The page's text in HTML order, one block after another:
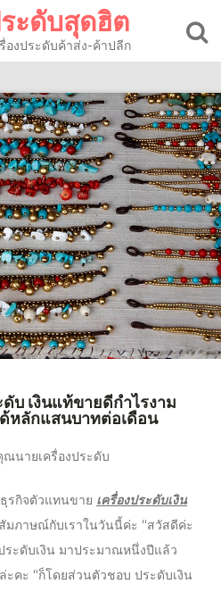
ะดับสุดฮิต
งประดับค้าส่ง-ค้าปลีก
บ เงินแท้ขายดีกำไรงาม
หลักแสนบาทต่อเดือน
ณนายเครื่องประดับ
รกิจตัวแทนขาย เครื่องประดับเงิน
มภาษณ์กับเราในวันนี้ค่ะ “สวัสดีค่ะ
ะดับเงิน มาประมาณหนึ่งปีแล้ว
ะคะ “ก็โดยส่วนตัวชอบ ประดับเงิน